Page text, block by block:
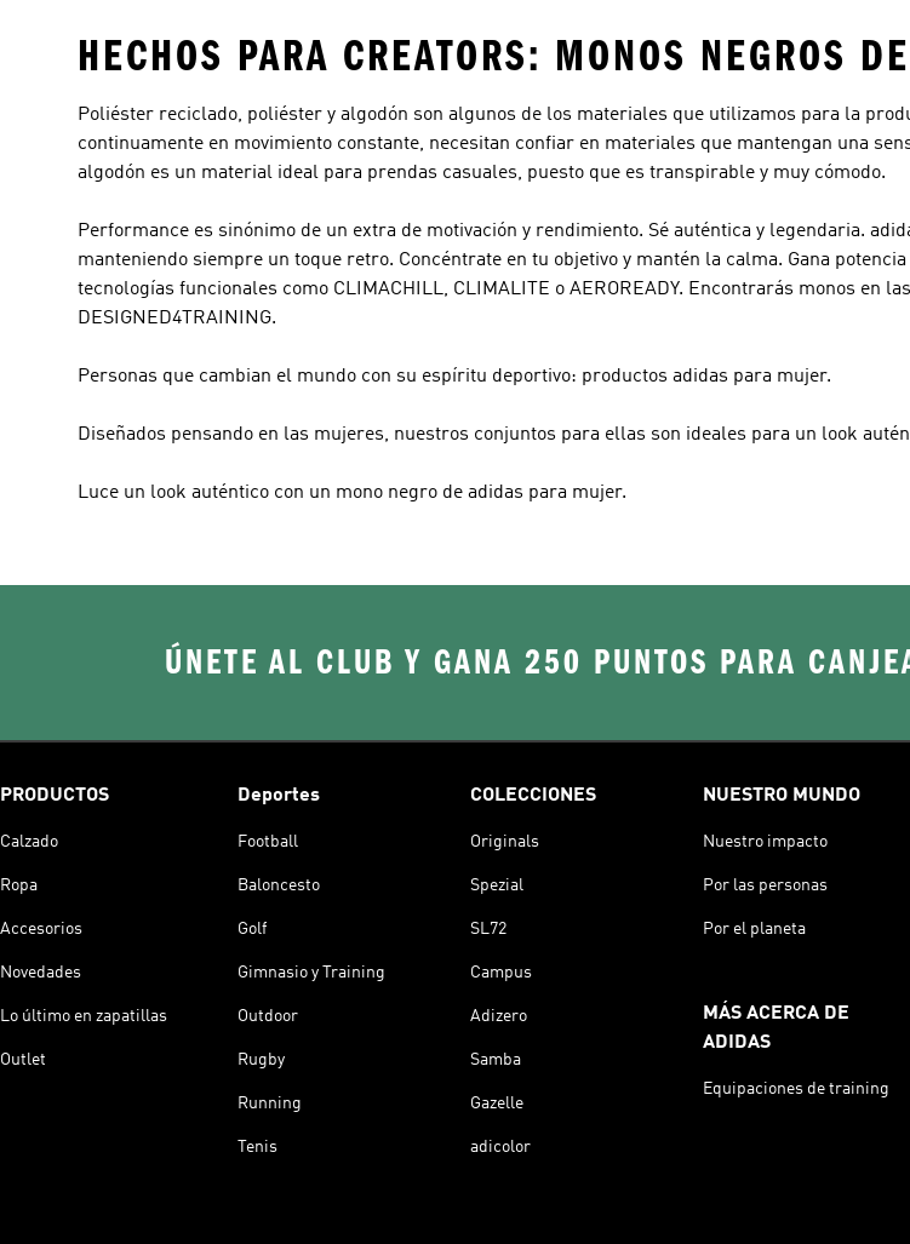
HECHOS PARA CREATORS: MONOS NEGROS
Poliéster reciclado, poliéster y algodón son algunos de los materiales que utilizamos para la
continuamente en movimiento constante, necesitan confiar en materiales que mantengan una
algodón es un material ideal para prendas casuales, puesto que es transpirable y muy cómodo.
Performance es sinónimo de un extra de motivación y rendimiento. Sé auténtica y legendaria.
manteniendo siempre un toque retro. Concéntrate en tu objetivo y mantén la calma. Gana
tecnologías funcionales como CLIMACHILL, CLIMALITE o AEROREADY. Encontrarás monos en
DESIGNED4TRAINING.
Personas que cambian el mundo con su espíritu deportivo: productos adidas para mujer.
Diseñados pensando en las mujeres, nuestros conjuntos para ellas son ideales para un look
Luce un look auténtico con un mono negro de adidas para mujer.
ÚNETE AL CLUB Y GANA 250 PUNTOS PARA
PRODUCTOS
Calzado
Ropa
Accesorios
Novedades
Lo último en zapatillas
Outlet
Deportes
Football
Baloncesto
Golf
Gimnasio y Training
Outdoor
Rugby
Running
Tenis
COLECCIONES
Originals
Spezial
SL72
Campus
Adizero
Samba
Gazelle
adicolor
NUESTRO MUNDO
Nuestro impacto
Por las personas
Por el planeta
MÁS ACERCA DE
ADIDAS
Equipaciones de training